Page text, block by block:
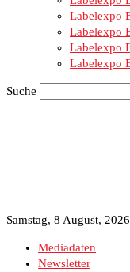
Labelexpo
Labelexpo
Labelexpo
Labelexpo
Suche
Samstag, 8 August, 2026
Mediadaten
Newsletter